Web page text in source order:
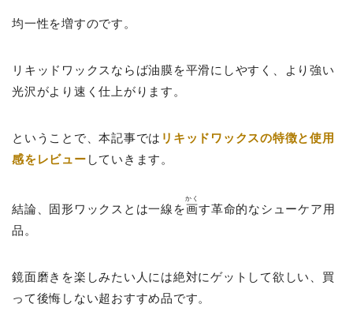
均一性を増すのです。
リキッドワックスならば油膜を平滑にしやすく、より強い
光沢がより速く仕上がります。
ということで、本記事では リキッドワックスの特徴と使用
感をレビュー していきます。
結論、固形ワックスとは一線を画
かく
す革命的なシューケア用
品。
鏡面磨きを楽しみたい人には絶対にゲットして欲しい、買
って後悔しない超おすすめ品です。